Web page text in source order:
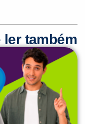
ler também